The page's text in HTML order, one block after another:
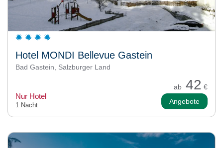
Hotel MONDI Bellevue Gastein
Bad Gastein, Salzburger Land
ab 42 €
Nur Hotel
1 Nacht Angebote